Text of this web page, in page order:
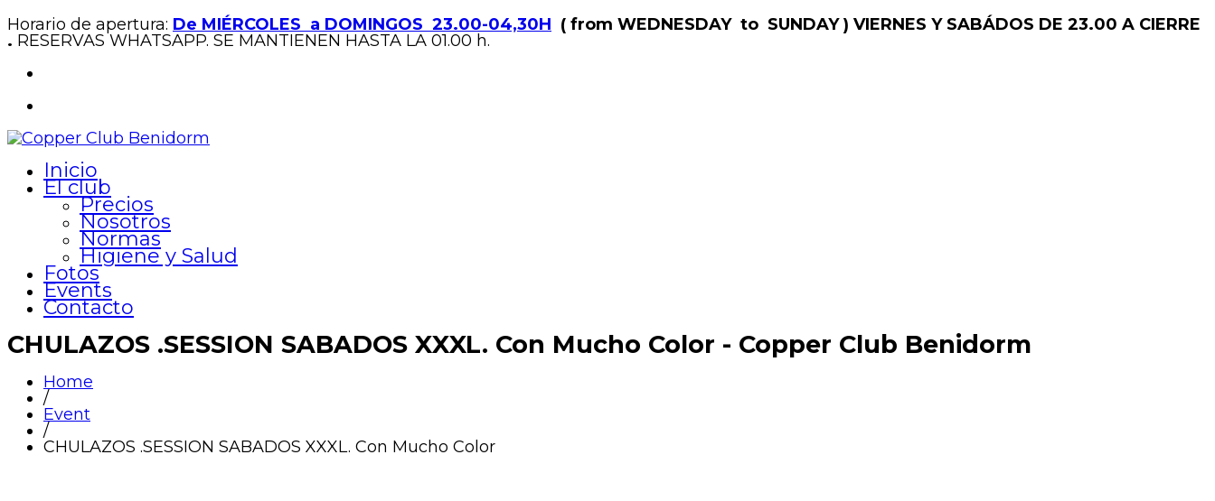
Horario de apertura: De MIÉRCOLES a DOMINGOS 23.00-04,30H ( from WEDNESDAY to SUNDAY ) VIERNES Y SABÁDOS DE 23.00 A CIERRE
. RESERVAS WHATSAPP. SE MANTIENEN HASTA LA 01.00 h.
Inicio
El club
Precios
Nosotros
Normas
Higiene y Salud
Fotos
Events
Contacto
CHULAZOS .SESSION SABADOS XXXL. Con Mucho Color - Copper Club Benidorm
Home
/
Event
/
CHULAZOS .SESSION SABADOS XXXL. Con Mucho Color